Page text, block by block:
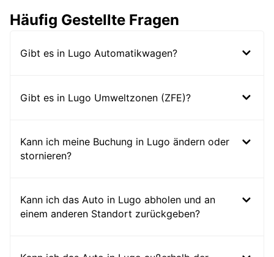
Häufig Gestellte Fragen
Gibt es in Lugo Automatikwagen?
Gibt es in Lugo Umweltzonen (ZFE)?
Kann ich meine Buchung in Lugo ändern oder
stornieren?
Kann ich das Auto in Lugo abholen und an
einem anderen Standort zurückgeben?